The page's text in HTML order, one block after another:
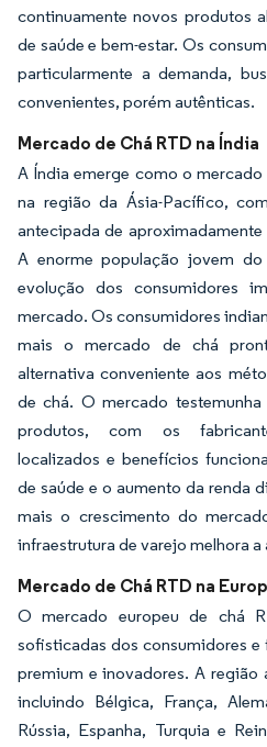
continuamente novos produtos
de saúde e bem-estar. Os
particularmente a demanda,
convenientes, porém autênticas.
Mercado de Chá RTD na Índia
A Índia emerge como o
na região da Ásia-Pacífico,
antecipada de aproximadamente
A enorme população jovem
evolução dos consumidores
mercado. Os consumidores
mais o mercado de chá
alternativa conveniente aos
de chá. O mercado
produtos, com os
localizados e benefícios
de saúde e o aumento da renda
mais o crescimento do
infraestrutura de varejo melhora
Mercado de Chá RTD na
O mercado europeu de chá
sofisticadas dos consumidores
premium e inovadores. A região
incluindo Bélgica, França,
Rússia, Espanha, Turquia e